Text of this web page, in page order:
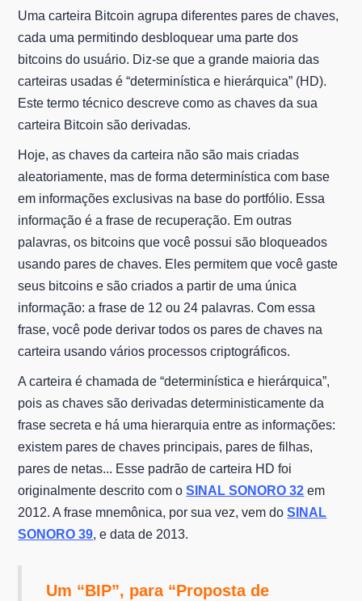
Uma carteira Bitcoin agrupa diferentes pares de chaves,
cada uma permitindo desbloquear uma parte dos
bitcoins do usuário. Diz-se que a grande maioria das
carteiras usadas é “determinística e hierárquica” (HD).
Este termo técnico descreve como as chaves da sua
carteira Bitcoin são derivadas.
Hoje, as chaves da carteira não são mais criadas
aleatoriamente, mas de forma determinística com base
em informações exclusivas na base do portfólio. Essa
informação é a frase de recuperação. Em outras
palavras, os bitcoins que você possui são bloqueados
usando pares de chaves. Eles permitem que você gaste
seus bitcoins e são criados a partir de uma única
informação: a frase de 12 ou 24 palavras. Com essa
frase, você pode derivar todos os pares de chaves na
carteira usando vários processos criptográficos.
A carteira é chamada de “determinística e hierárquica”,
pois as chaves são derivadas deterministicamente da
frase secreta e há uma hierarquia entre as informações:
existem pares de chaves principais, pares de filhas,
pares de netas... Esse padrão de carteira HD foi
originalmente descrito com oSINAL SONORO 32 em
2012. A frase mnemônica, por sua vez, vem doSINAL
SONORO 39, e data de 2013.
Um “BIP”, para “Proposta de